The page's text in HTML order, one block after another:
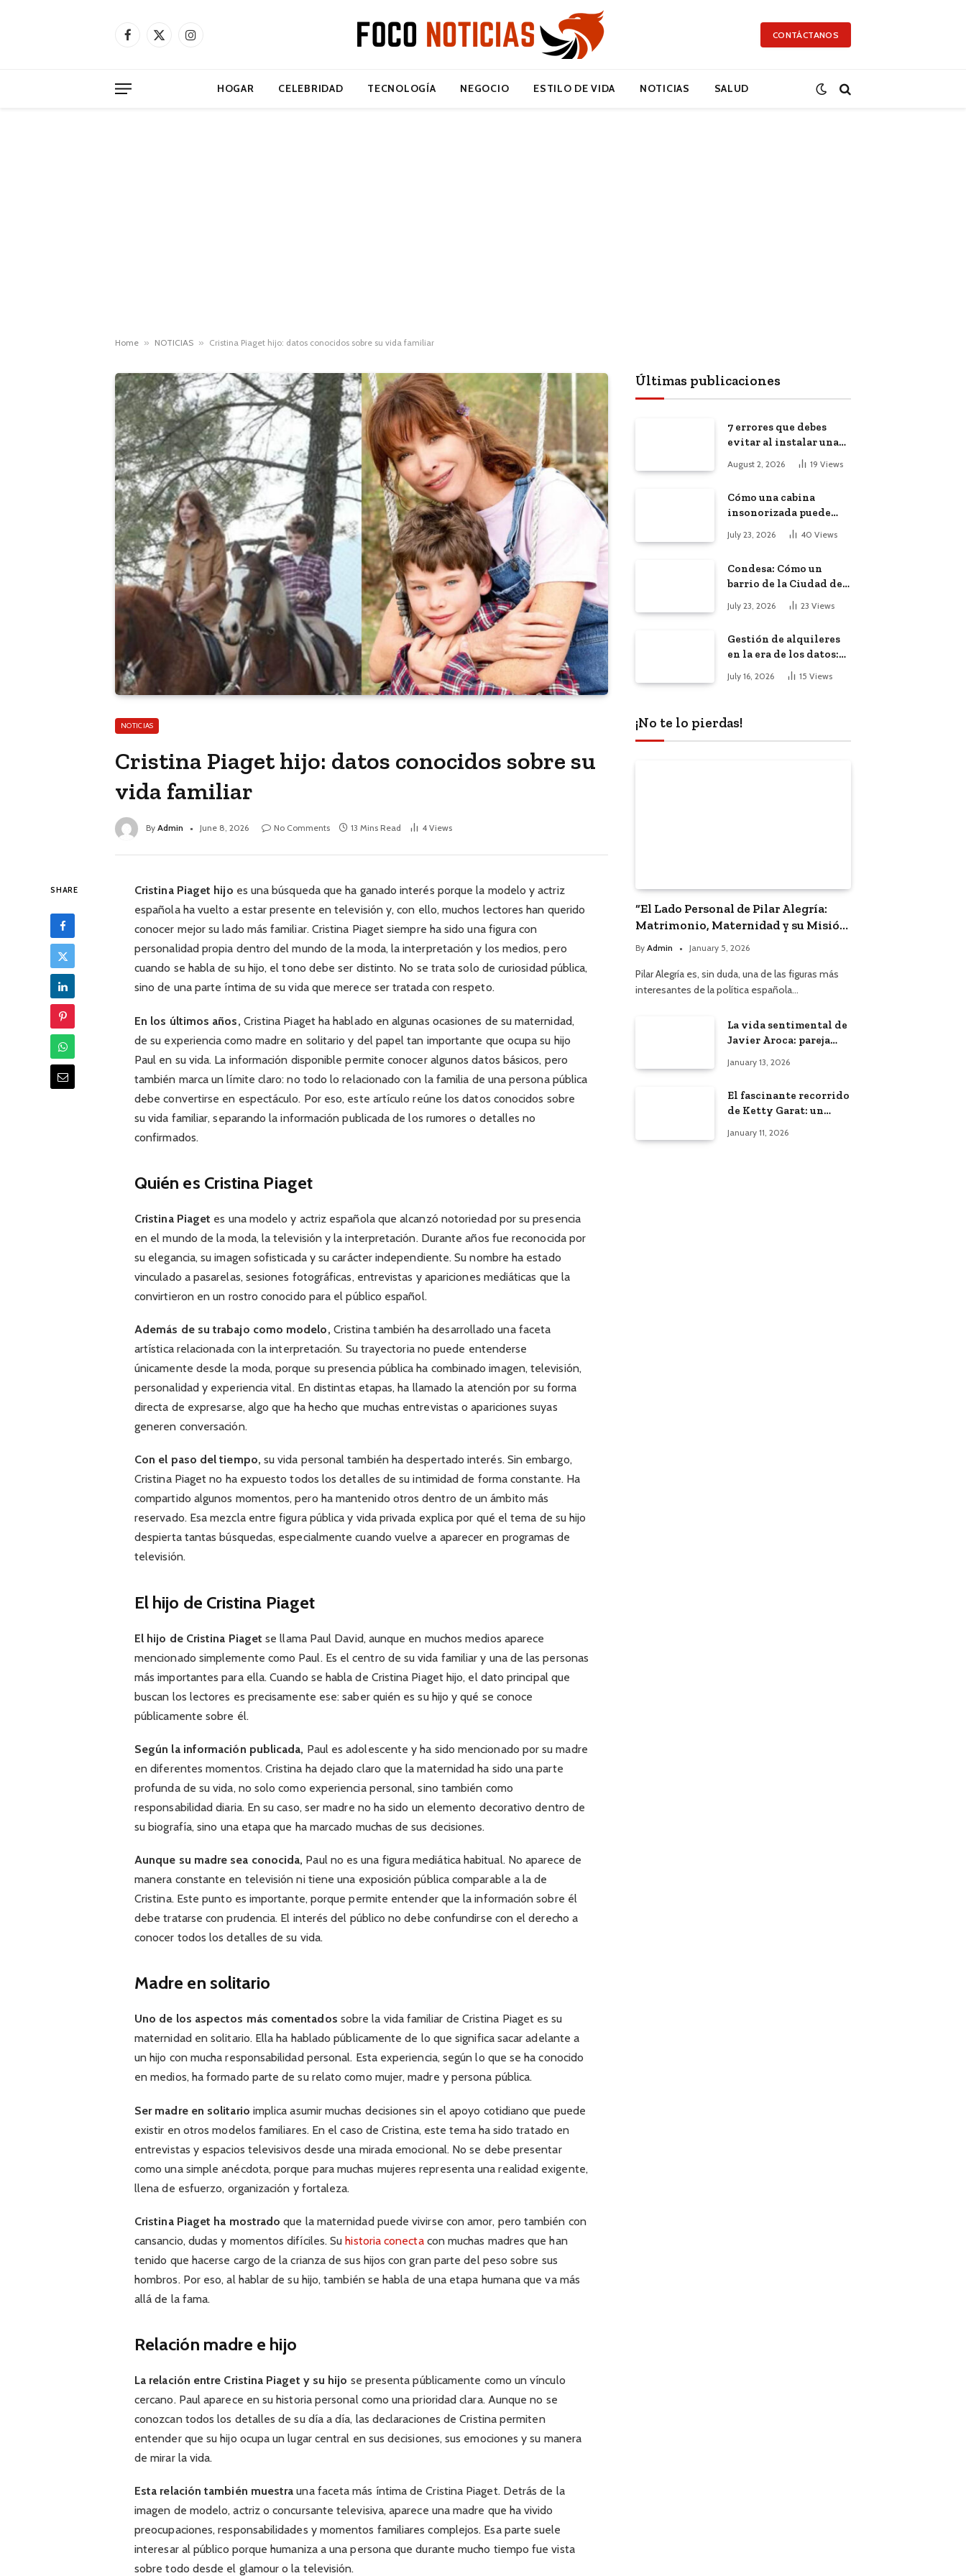
Facebook
X
Instagram CONTÁCTANOS
HOGAR CELEBRIDAD TECNOLOGÍA NEGOCIO ESTILO DE VIDA NOTICIAS SALUD
Home » NOTICIAS » Cristina Piaget hijo: datos conocidos sobre su vida familiar
NOTICIAS
Cristina Piaget hijo: datos conocidos sobre su
vida familiar
By Admin June 8, 2026 No Comments 13 Mins Read 4 Views
SHARE Cristina Piaget hijo es una búsqueda que ha ganado interés porque la modelo y actriz
española ha vuelto a estar presente en televisión y, con ello, muchos lectores han querido
conocer mejor su lado más familiar. Cristina Piaget siempre ha sido una figura con
personalidad propia dentro del mundo de la moda, la interpretación y los medios, pero
cuando se habla de su hijo, el tono debe ser distinto. No se trata solo de curiosidad pública,
sino de una parte íntima de su vida que merece ser tratada con respeto.
En los últimos años, Cristina Piaget ha hablado en algunas ocasiones de su maternidad,
de su experiencia como madre en solitario y del papel tan importante que ocupa su hijo
Paul en su vida. La información disponible permite conocer algunos datos básicos, pero
también marca un límite claro: no todo lo relacionado con la familia de una persona pública
debe convertirse en espectáculo. Por eso, este artículo reúne los datos conocidos sobre
su vida familiar, separando la información publicada de los rumores o detalles no
confirmados.
Quién es Cristina Piaget
Cristina Piaget es una modelo y actriz española que alcanzó notoriedad por su presencia
en el mundo de la moda, la televisión y la interpretación. Durante años fue reconocida por
su elegancia, su imagen sofisticada y su carácter independiente. Su nombre ha estado
vinculado a pasarelas, sesiones fotográficas, entrevistas y apariciones mediáticas que la
convirtieron en un rostro conocido para el público español.
Además de su trabajo como modelo, Cristina también ha desarrollado una faceta
artística relacionada con la interpretación. Su trayectoria no puede entenderse
únicamente desde la moda, porque su presencia pública ha combinado imagen, televisión,
personalidad y experiencia vital. En distintas etapas, ha llamado la atención por su forma
directa de expresarse, algo que ha hecho que muchas entrevistas o apariciones suyas
generen conversación.
Con el paso del tiempo, su vida personal también ha despertado interés. Sin embargo,
Cristina Piaget no ha expuesto todos los detalles de su intimidad de forma constante. Ha
compartido algunos momentos, pero ha mantenido otros dentro de un ámbito más
reservado. Esa mezcla entre figura pública y vida privada explica por qué el tema de su hijo
despierta tantas búsquedas, especialmente cuando vuelve a aparecer en programas de
televisión.
El hijo de Cristina Piaget
El hijo de Cristina Piaget se llama Paul David, aunque en muchos medios aparece
mencionado simplemente como Paul. Es el centro de su vida familiar y una de las personas
más importantes para ella. Cuando se habla de Cristina Piaget hijo, el dato principal que
buscan los lectores es precisamente ese: saber quién es su hijo y qué se conoce
públicamente sobre él.
Según la información publicada, Paul es adolescente y ha sido mencionado por su madre
en diferentes momentos. Cristina ha dejado claro que la maternidad ha sido una parte
profunda de su vida, no solo como experiencia personal, sino también como
responsabilidad diaria. En su caso, ser madre no ha sido un elemento decorativo dentro de
su biografía, sino una etapa que ha marcado muchas de sus decisiones.
Aunque su madre sea conocida, Paul no es una figura mediática habitual. No aparece de
manera constante en televisión ni tiene una exposición pública comparable a la de
Cristina. Este punto es importante, porque permite entender que la información sobre él
debe tratarse con prudencia. El interés del público no debe confundirse con el derecho a
conocer todos los detalles de su vida.
Madre en solitario
Uno de los aspectos más comentados sobre la vida familiar de Cristina Piaget es su
maternidad en solitario. Ella ha hablado públicamente de lo que significa sacar adelante a
un hijo con mucha responsabilidad personal. Esta experiencia, según lo que se ha conocido
en medios, ha formado parte de su relato como mujer, madre y persona pública.
Ser madre en solitario implica asumir muchas decisiones sin el apoyo cotidiano que puede
existir en otros modelos familiares. En el caso de Cristina, este tema ha sido tratado en
entrevistas y espacios televisivos desde una mirada emocional. No se debe presentar
como una simple anécdota, porque para muchas mujeres representa una realidad exigente,
llena de esfuerzo, organización y fortaleza.
Cristina Piaget ha mostrado que la maternidad puede vivirse con amor, pero también con
cansancio, dudas y momentos difíciles. Su historia conectacon muchas madres que han
tenido que hacerse cargo de la crianza de sus hijos con gran parte del peso sobre sus
hombros. Por eso, al hablar de su hijo, también se habla de una etapa humana que va más
allá de la fama.
Relación madre e hijo
La relación entre Cristina Piaget y su hijo se presenta públicamente como un vínculo
cercano. Paul aparece en su historia personal como una prioridad clara. Aunque no se
conozcan todos los detalles de su día a día, las declaraciones de Cristina permiten
entender que su hijo ocupa un lugar central en sus decisiones, sus emociones y su manera
de mirar la vida.
Esta relación también muestra una faceta más íntima de Cristina Piaget. Detrás de la
imagen de modelo, actriz o concursante televisiva, aparece una madre que ha vivido
preocupaciones, responsabilidades y momentos familiares complejos. Esa parte suele
interesar al público porque humaniza a una persona que durante mucho tiempo fue vista
sobre todo desde el glamour o la televisión.
Últimas publicaciones
7 errores que debes
evitar al instalar una
red, cámaras o equipos
tecnológicos en una
August 2, 2026 19 Views
Cómo una cabina
insonorizada puede
productividad de tu
July 23, 2026 40 Views
Condesa: Cómo un
barrio de la Ciudad de
México atrajo a
trabajadores remotos
July 23, 2026 23 Views
Gestión de alquileres
en la era de los datos:
El impacto de la
inteligencia artificial
July 16, 2026 15 Views
¡No te lo pierdas!
“El Lado Personal de Pilar Alegría:
Matrimonio, Maternidad y su Misión
Política”
By Admin January 5, 2026
Pilar Alegría es, sin duda, una de las figuras más
interesantes de la política española…
La vida sentimental de
Javier Aroca: pareja
Àngels Barceló
January 13, 2026
El fascinante recorrido
de Ketty Garat: un
bodas
January 11, 2026